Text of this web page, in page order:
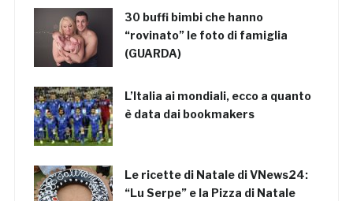
30 buffi bimbi che hanno
“rovinato” le foto di famiglia
(GUARDA)
L’Italia ai mondiali, ecco a quanto
è data dai bookmakers
Le ricette di Natale di VNews24:
“Lu Serpe” e la Pizza di Natale